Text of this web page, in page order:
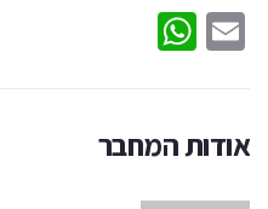
Email
אודות המחבר